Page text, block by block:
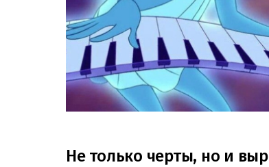
Не только черты, но и